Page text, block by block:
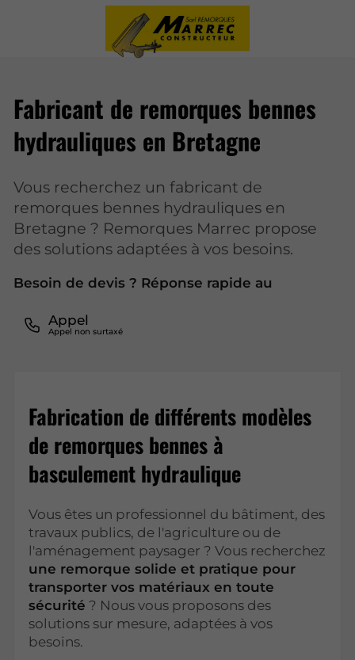
Fabricant de remorques bennes
hydrauliques en Bretagne
Vous recherchez un fabricant de
remorques bennes hydrauliques en
Bretagne ? Remorques Marrec propose
des solutions adaptées à vos besoins.
Besoin de devis ? Réponse rapide au
Appel
Fabrication de différents modèles
de remorques bennes à
basculement hydraulique
Vous êtes un professionnel du bâtiment, des
travaux publics, de l'agriculture ou de
l'aménagement paysager ? Vous recherchez
une remorque solide et pratique pour
transporter vos matériaux en toute
sécurité ? Nous vous proposons des
solutions sur mesure, adaptées à vos
besoins.